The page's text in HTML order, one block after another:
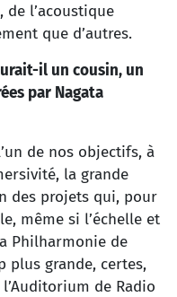
l’acoustique
que d’autres.
il un cousin, un
par Nagata
de nos objectifs, à
la grande
des projets qui, pour
même si l’échelle et
Philharmonie de
plus grande, certes,
de Radio